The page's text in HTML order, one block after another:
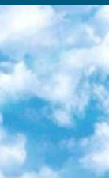
персональных наставников. 2. «Смартия» знакомит с актуальными профессиями и подсказывает, как им обучаться. Выбрав заинтересовавшую вас специальность — SMM-специалист, фотограф, веб-дизайнер или другую, — увидите список необходимых для неё умений. Чтобы вы могли освоить их самостоятельно, для каждого умения площадка отображает подборку ссылок на учебные материалы. Хотя «Смартия» ориентируется на русскоязычную аудиторию, часть контента всё же доступна только на английском. 3. «Лекторий Физтеха» Проект Московского физико-технического института (Физтеха). С его помощью вы можете смотреть онлайн серии лекций, записанные на видео в этом вузе. В числе доступных предметов — физика, биология, химия, информационные технологии и другие. К некоторым лекциям администрация ресурса прилагает готовые конспекты, которые можно скачивать в PDF-формате. 4. ITMOcourses Онлайн-площадка Санкт-Петербургского национального исследовательского университета информационных технологий, механики и оптики (ИТМО). Ресурс предоставляет свободный доступ к курсам, разработанным в этом вузе. Каталог материалов разбит на четыре категории: «Оптические системы и технологии», «Приборостроение и робототехника», «Информационные технологии» и «Биотехнологии». Курсы состоят